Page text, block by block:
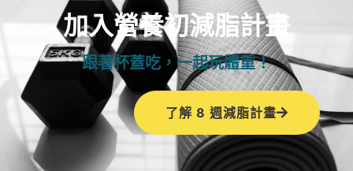
加入營養初減脂計畫
跟著杯蓋吃，一起玩體重！
了解 8 週減脂計畫